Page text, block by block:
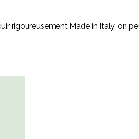
rigoureusement Made in Italy, on